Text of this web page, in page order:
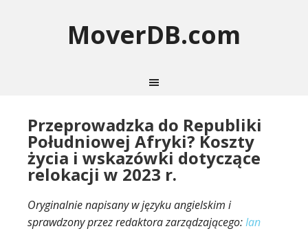
MoverDB.com
Przeprowadzka do Republiki
Południowej Afryki? Koszty
życia i wskazówki dotyczące
relokacji w 2023 r.
Oryginalnie napisany w języku angielskim i
sprawdzony przez redaktora zarządzającego:Ian